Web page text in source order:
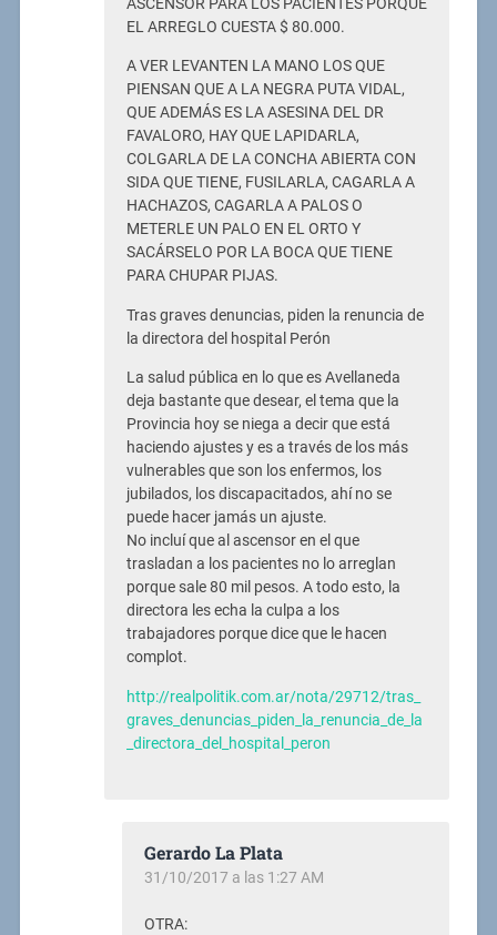
ASCENSOR PARA LOS PACIENTES PORQUE
EL ARREGLO CUESTA $ 80.000.
A VER LEVANTEN LA MANO LOS QUE
PIENSAN QUE A LA NEGRA PUTA VIDAL,
QUE ADEMÁS ES LA ASESINA DEL DR
FAVALORO, HAY QUE LAPIDARLA,
COLGARLA DE LA CONCHA ABIERTA CON
SIDA QUE TIENE, FUSILARLA, CAGARLA A
HACHAZOS, CAGARLA A PALOS O
METERLE UN PALO EN EL ORTO Y
SACÁRSELO POR LA BOCA QUE TIENE
PARA CHUPAR PIJAS.
Tras graves denuncias, piden la renuncia de
la directora del hospital Perón
La salud pública en lo que es Avellaneda
deja bastante que desear, el tema que la
Provincia hoy se niega a decir que está
haciendo ajustes y es a través de los más
vulnerables que son los enfermos, los
jubilados, los discapacitados, ahí no se
puede hacer jamás un ajuste.
No incluí que al ascensor en el que
trasladan a los pacientes no lo arreglan
porque sale 80 mil pesos. A todo esto, la
directora les echa la culpa a los
trabajadores porque dice que le hacen
complot.
http://realpolitik.com.ar/nota/29712/tras_
graves_denuncias_piden_la_renuncia_de_la
_directora_del_hospital_peron
Gerardo La Plata
31/10/2017 a las 1:27 AM
OTRA: